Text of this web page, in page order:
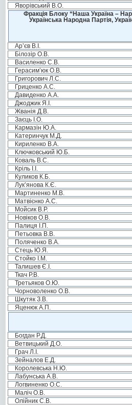
Яворівський В.О.
Фракція Блоку “Наша Україна –
Українська Народна Партія,
Ар’єв В.І.
Білозір О.В.
Василенко С.В.
Герасим’юк О.В.
Григорович Л.С.
Гриценко А.С.
Давиденко А.А.
Джоджик Я.І.
Жванія Д.В.
Заєць І.О.
Кармазін Ю.А.
Катеринчук М.Д.
Кириленко В.А.
Ключковський Ю.Б.
Коваль В.С.
Кріль І.І.
Куликов К.Б.
Лук’янова К.Є.
Мартиненко М.В.
Матвієнко А.С.
Мойсик В.Р.
Новіков О.В.
Палиця І.П.
Петьовка В.В.
Поляченко В.А.
Стець Ю.Я.
Стойко І.М.
Талишев Є.І.
Ткач Р.В.
Третьяков О.Ю.
Чорноволенко О.В.
Шкутяк З.В.
Яценюк А.П.
Богдан Р.Д.
Ветвицький Д.О.
Грач Л.І.
Зейналов Е.Д.
Королевська Н.Ю.
Лабунська А.В.
Логвиненко О.С.
Маліч О.В.
Олійник С.В.